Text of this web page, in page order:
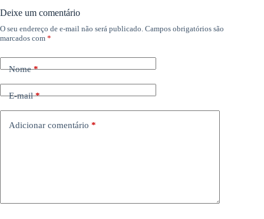
Deixe um comentário
O seu endereço de e-mail não será publicado. Campos obrigatórios são
marcados com *
Nome*
E-mail*
Adicionar comentário *